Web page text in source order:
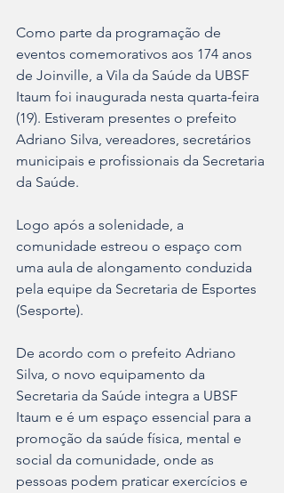
Como parte da programação de
eventos comemorativos aos 174 anos
de Joinville, a Vila da Saúde da UBSF
Itaum foi inaugurada nesta quarta-feira
(19). Estiveram presentes o prefeito
Adriano Silva, vereadores, secretários
municipais e profissionais da Secretaria
da Saúde.
Logo após a solenidade, a
comunidade estreou o espaço com
uma aula de alongamento conduzida
pela equipe da Secretaria de Esportes
(Sesporte).
De acordo com o prefeito Adriano
Silva, o novo equipamento da
Secretaria da Saúde integra a UBSF
Itaum e é um espaço essencial para a
promoção da saúde física, mental e
social da comunidade, onde as
pessoas podem praticar exercícios e